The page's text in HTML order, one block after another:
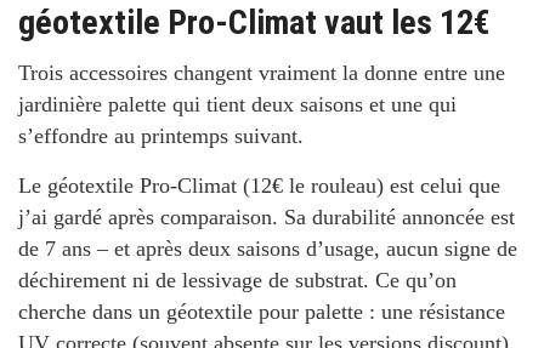
géotextile Pro-Climat vaut les 12€
Trois accessoires changent vraiment la donne entre une
jardinière palette qui tient deux saisons et une qui
s’effondre au printemps suivant.
Le géotextile Pro-Climat (12€ le rouleau) est celui que
j’ai gardé après comparaison. Sa durabilité annoncée est
de 7 ans – et après deux saisons d’usage, aucun signe de
déchirement ni de lessivage de substrat. Ce qu’on
cherche dans un géotextile pour palette : une résistance
UV correcte (souvent absente sur les versions discount),